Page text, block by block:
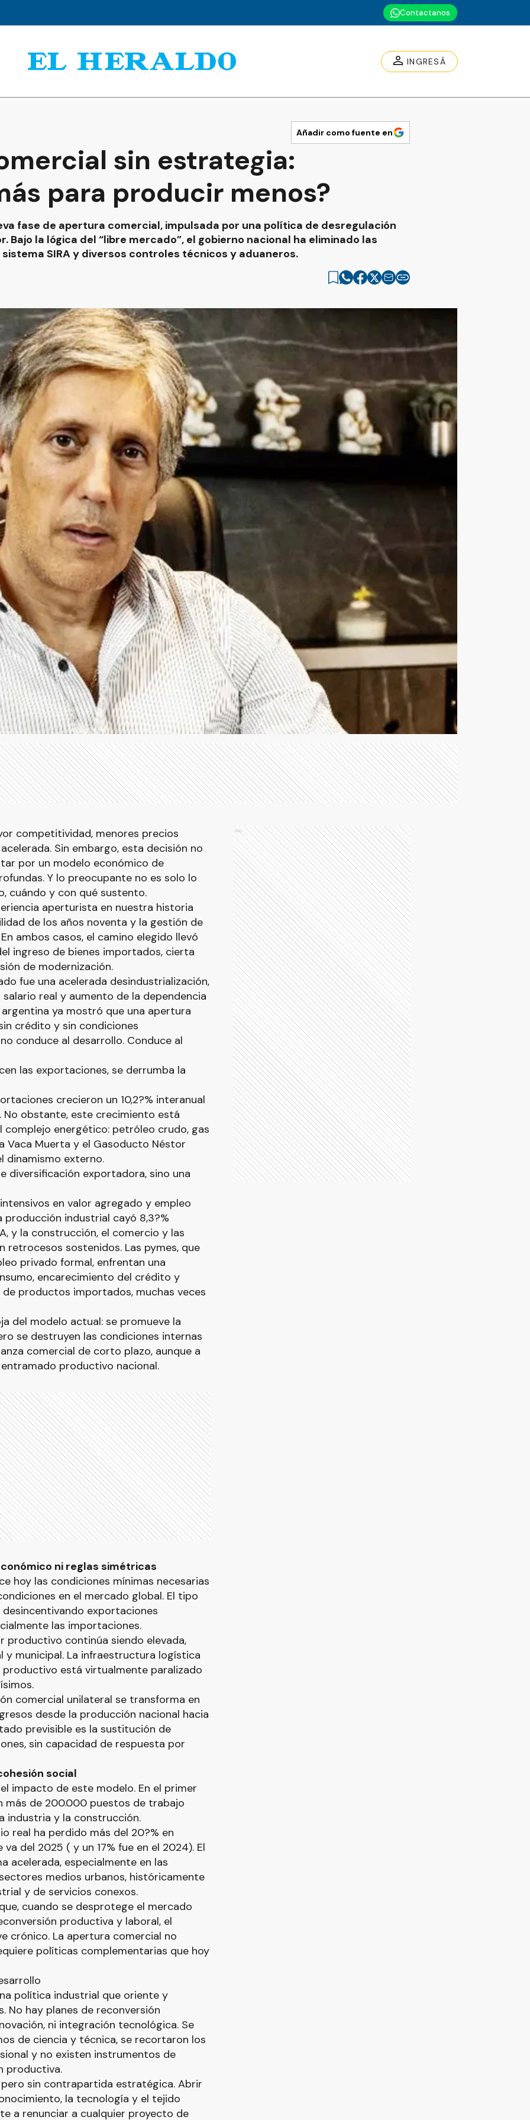
Contactanos
INGRESÁ
Añadir como fuente en
sin estrategia:
para producir menos?
fase de apertura comercial, impulsada por una política de desregulación
Bajo la lógica del “libre mercado”, el gobierno nacional ha eliminado las
SIRA y diversos controles técnicos y aduaneros.
competitividad, menores precios
Sin embargo, esta decisión no
por un modelo económico de
Y lo preocupante no es solo lo
cuándo y con qué sustento.
aperturista en nuestra historia
de los años noventa y la gestión de
ambos casos, el camino elegido llevó
ingreso de bienes importados, cierta
de modernización.
fue una acelerada desindustrialización,
real y aumento de la dependencia
ya mostró que una apertura
crédito y sin condiciones
conduce al desarrollo. Conduce al
las exportaciones, se derrumba la
crecieron un 10,2?% interanual
obstante, este crecimiento está
energético: petróleo crudo, gas
Vaca Muerta y el Gasoducto Néstor
dinamismo externo.
diversificación exportadora, sino una
en valor agregado y empleo
industrial cayó 8,3?%
y la construcción, el comercio y las
retrocesos sostenidos. Las pymes, que
privado formal, enfrentan una
encarecimiento del crédito y
productos importados, muchas veces
del modelo actual: se promueve la
se destruyen las condiciones internas
comercial de corto plazo, aunque a
productivo nacional.
ni reglas simétricas
hoy las condiciones mínimas necesarias
en el mercado global. El tipo
exportaciones
las importaciones.
productivo continúa siendo elevada,
y municipal. La infraestructura logística
está virtualmente paralizado
comercial unilateral se transforma en
desde la producción nacional hacia
previsible es la sustitución de
sin capacidad de respuesta por
social
impacto de este modelo. En el primer
de 200.000 puestos de trabajo
industria y la construcción.
real ha perdido más del 20?% en
del 2025 ( y un 17% fue en el 2024). El
acelerada, especialmente en las
medios urbanos, históricamente
y de servicios conexos.
cuando se desprotege el mercado
productiva y laboral, el
crónico. La apertura comercial no
políticas complementarias que hoy
política industrial que oriente y
hay planes de reconversión
ni integración tecnológica. Se
de ciencia y técnica, se recortaron los
y no existen instrumentos de
productiva.
sin contrapartida estratégica. Abrir
la tecnología y el tejido
a renunciar a cualquier proyecto de
Ads